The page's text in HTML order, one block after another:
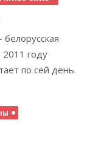
году
по сей день.